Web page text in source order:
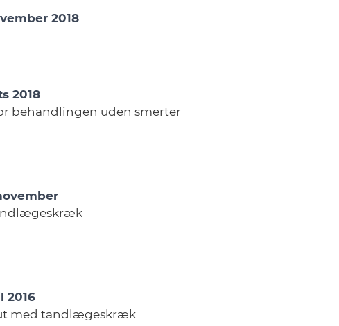
2018
2018
behandlingen uden smerter
2016
med tandlægeskræk